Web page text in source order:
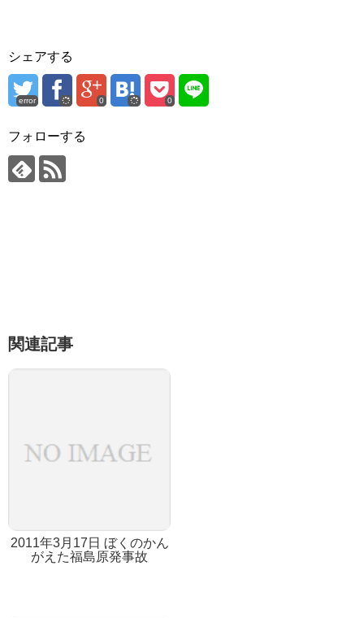
シェアする
error 0 0
フォローする
関連記事
2011年3月17日 ぼくのかん
がえた福島原発事故